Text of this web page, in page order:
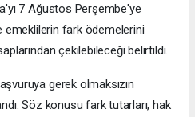
7 Ağustos Perşembe'ye
emeklilerin fark ödemelerini
çekilebileceği belirtildi.
gerek olmaksızın
Söz konusu fark tutarları, hak